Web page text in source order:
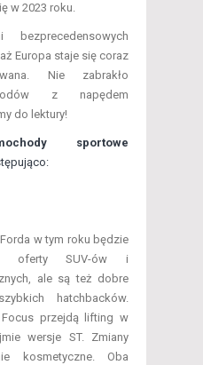
w 2023 roku.
bezprecedensowych
Europa staje się coraz
Nie zabrakło
z napędem
do lektury!
sportowe
w tym roku będzie
oferty SUV-ów i
ale są też dobre
hatchbacków.
przejdą lifting w
wersje ST. Zmiany
kosmetyczne. Oba